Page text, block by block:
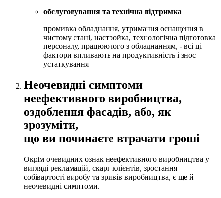
обслуговування та технічна підтримка
промивка обладнання, утримання оснащення в
чистому стані, настройка, технологічна підготовка
персоналу, працюючого з обладнанням, - всі ці
фактори впливають на продуктивність і знос
устаткування
Неочевидні симптоми
неефективного виробництва,
оздоблення фасадів, або, як
зрозумiти,
що ви починаєте втрачати грошi
Окрім очевидних ознак неефективного виробництва у
вигляді рекламацій, скарг клієнтів, зростання
собівартості виробу та зривів виробництва, є ще й
неочевидні симптоми.